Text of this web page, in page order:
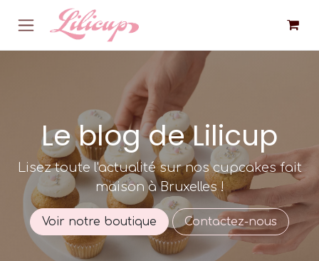
Se rendre au contenu
Le blog de Lilicup
Lisez toute l'actualité sur nos cupcakes fait
maison à Bruxelles !
Voir notre boutique Contactez-nous